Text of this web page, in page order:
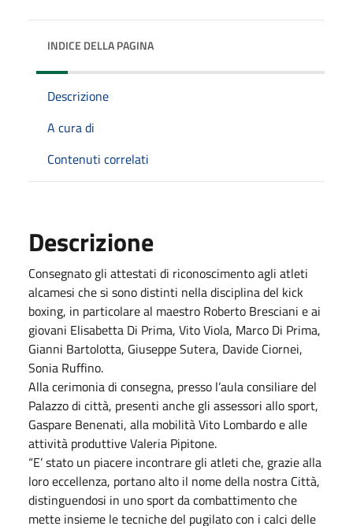
INDICE DELLA PAGINA
Descrizione
A cura di
Contenuti correlati
Descrizione
Consegnato gli attestati di riconoscimento agli atleti
alcamesi che si sono distinti nella disciplina del kick
boxing, in particolare al maestro Roberto Bresciani e ai
giovani Elisabetta Di Prima, Vito Viola, Marco Di Prima,
Gianni Bartolotta, Giuseppe Sutera, Davide Ciornei,
Sonia Ruffino.
Alla cerimonia di consegna, presso l’aula consiliare del
Palazzo di città, presenti anche gli assessori allo sport,
Gaspare Benenati, alla mobilità Vito Lombardo e alle
attività produttive Valeria Pipitone.
“E’ stato un piacere incontrare gli atleti che, grazie alla
loro eccellenza, portano alto il nome della nostra Città,
distinguendosi in uno sport da combattimento che
mette insieme le tecniche del pugilato con i calci delle